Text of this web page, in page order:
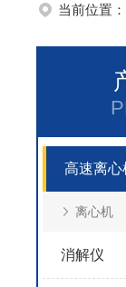
当前位置：
高速离心
离心机
消解仪